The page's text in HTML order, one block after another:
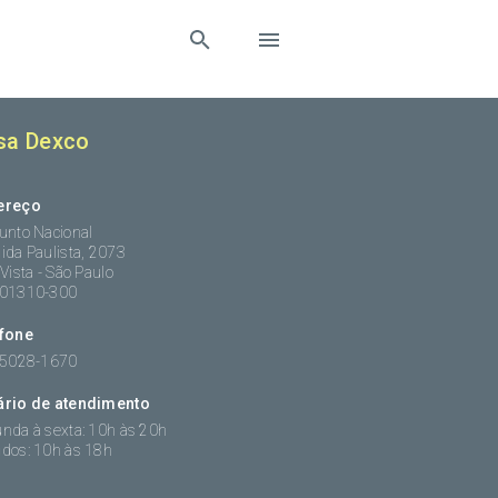
Dexco
Nacional
Paulista, 2073
- São Paulo
300
1670
de atendimento
à sexta: 10h às 20h
10h às 18h